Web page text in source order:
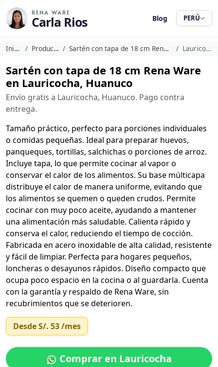
RENA WARE
Carla Rios Blog PERÚ
Inicio Productos Sartén con tapa de 18 cm Rena Ware Lauricocha
Sartén con tapa de 18 cm Rena Ware
en Lauricocha, Huanuco
Envío gratis a Lauricocha, Huanuco. Pago contra
entrega.
Tamaño práctico, perfecto para porciones individuales
o comidas pequeñas. Ideal para preparar huevos,
panqueques, tortillas, salchichas o porciones de arroz.
Incluye tapa, lo que permite cocinar al vapor o
conservar el calor de los alimentos. Su base múlticapa
distribuye el calor de manera uniforme, evitando que
los alimentos se quemen o queden crudos. Permite
cocinar con muy poco aceite, ayudando a mantener
una alimentación más saludable. Calienta rápido y
conserva el calor, reduciendo el tiempo de cocción.
Fabricada en acero inoxidable de alta calidad, resistente
y fácil de limpiar. Perfecta para hogares pequeños,
loncheras o desayunos rápidos. Diseño compacto que
ocupa poco espacio en la cocina o al guardarla. Cuenta
con la garantía y respaldo de Rena Ware, sin
recubrimientos que se deterioren.
DesdeS/. 53/mes
Comprar en Lauricocha